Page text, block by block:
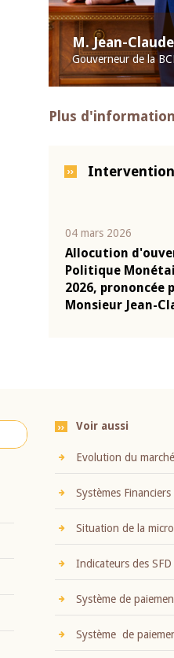
M. Jean-
Gouverneur de la
Plus
04 mars 2026
Allocution
Politique
2026, prononcée
Monsieur Jean-
Voir aussi
Evolution du
Systèmes
Situation de la
Indicateurs des SFD
Système de
Système de